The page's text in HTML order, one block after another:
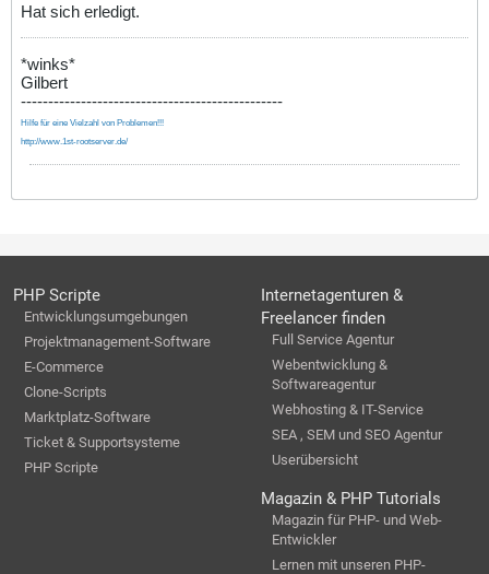
Hat sich erledigt.
*winks*
Gilbert
------------------------------------------------
Hilfe für eine Vielzahl von Problemen!!!
http://www.1st-rootserver.de/
PHP Scripte
Entwicklungsumgebungen
Projektmanagement-Software
E-Commerce
Clone-Scripts
Marktplatz-Software
Ticket & Supportsysteme
PHP Scripte
Internetagenturen &
Freelancer finden
Full Service Agentur
Webentwicklung &
Softwareagentur
Webhosting & IT-Service
SEA , SEM und SEO Agentur
Userübersicht
Magazin & PHP Tutorials
Magazin für PHP- und Web-
Entwickler
Lernen mit unseren PHP-